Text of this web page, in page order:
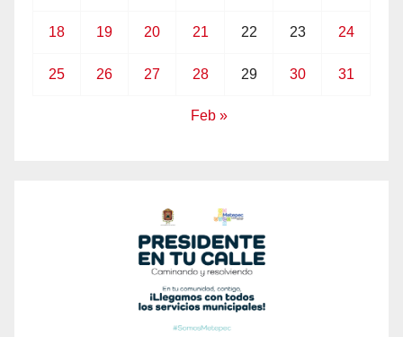
18 19 20 21 22 23 24
25 26 27 28 29 30 31
Feb »